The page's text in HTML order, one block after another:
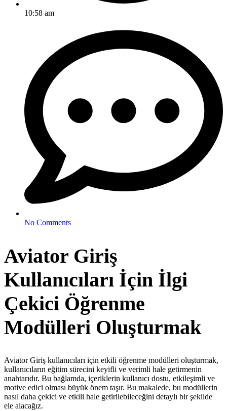
10:58 am
No Comments
Aviator Giriş
Kullanıcıları İçin İlgi
Çekici Öğrenme
Modülleri Oluşturmak
Aviator Giriş kullanıcıları için etkili öğrenme modülleri oluşturmak,
kullanıcıların eğitim sürecini keyifli ve verimli hale getirmenin
anahtarıdır. Bu bağlamda, içeriklerin kullanıcı dostu, etkileşimli ve
motive edici olması büyük önem taşır. Bu makalede, bu modüllerin
nasıl daha çekici ve etkili hale getirilebileceğini detaylı bir şekilde
ele alacağız.